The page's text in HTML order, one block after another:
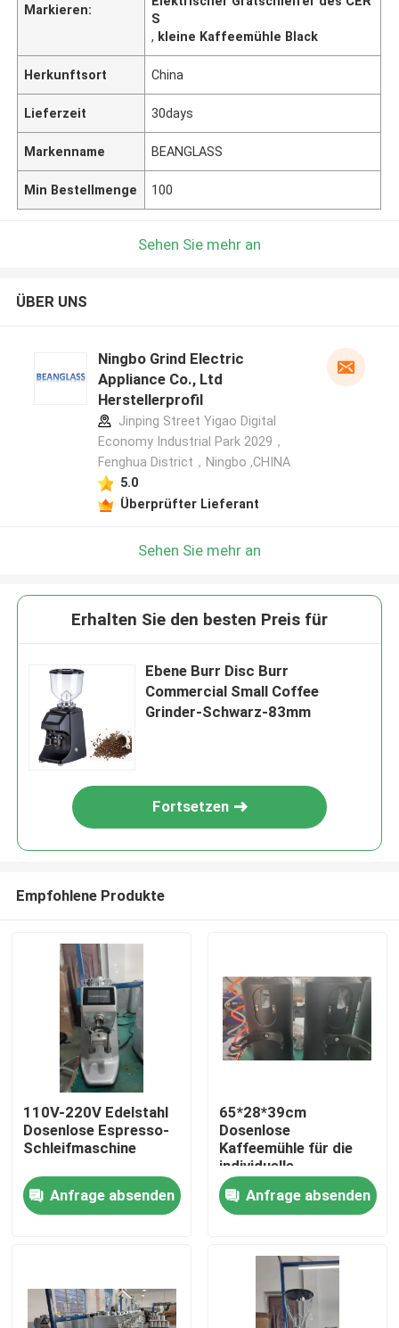
Haus
VR Show
Markieren:
S
, kleine Kaffeemühle Black
Herkunftsort China
Lieferzeit 30days
Markenname BEANGLASS
Min Bestellmenge 100
Sehen Sie mehr an
ÜBER UNS
Ningbo Grind Electric
Appliance Co., Ltd
Herstellerprofil
Jinping Street Yigao Digital
Economy Industrial Park 2029，
Fenghua District，Ningbo ,CHINA
5.0
Überprüfter Lieferant
Sehen Sie mehr an
Erhalten Sie den besten Preis für
Ebene Burr Disc Burr
Commercial Small Coffee
Grinder-Schwarz-83mm
Fortsetzen
Empfohlene Produkte
110V-220V Edelstahl
Dosenlose Espresso-
Schleifmaschine
Anfrage absenden
65*28*39cm
Dosenlose
Kaffeemühle für die
individuelle
Kaffeepulvermahlung
Anfrage absenden